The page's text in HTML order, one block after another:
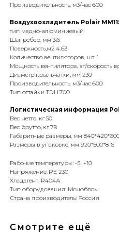
Производительность, м3/час 600
Воздухоохладитель Polair
тип медно-алюминиевый
Шаг ребер, мм 3.6
Поверхность,м2 4.63
Количество вентиляторов, шт. 1
Мощность вентилятора, вт/скорость
Диаметр крыльчатки, мм 230
Производительность, м3/час 600
Тип оттайки ТЭН 700
Логистическая информация
Вес нетто, кг 50
Вес брутто, кг 79
Габаритные размеры, мм
Размеры в упаковке, мм 920*500*816
Рабочие температуры: -5...+10
Напряжение: PE 230
Хладагент: R404A
Тип оборудования: Моноблок
Страна производитель: Россия
Смотрите ещё